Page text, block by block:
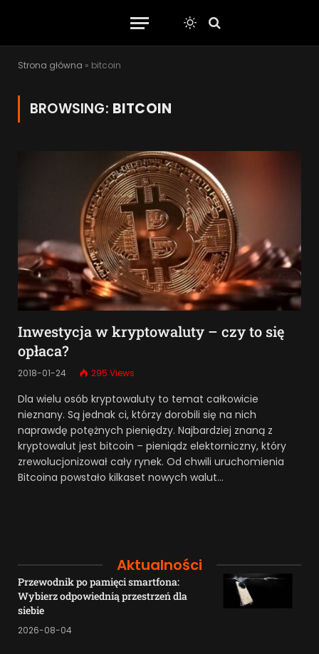
Strona główna » bitcoin
BROWSING: BITCOIN
Inwestycja w kryptowaluty – czy to się
opłaca?
2018-01-24 295 Views
Dla wielu osób kryptowaluty to temat całkowicie
nieznany. Są jednak ci, którzy dorobili się na nich
naprawdę potężnych pieniędzy. Najbardziej znaną z
kryptowalut jest bitcoin – pieniądz elektorniczny, który
zrewolucjonizował cały rynek. Od chwili uruchomienia
Bitcoina powstało kilkaset nowych walut…
Aktualności
Przewodnik po pamięci smartfona:
Wybierz odpowiednią przestrzeń dla
siebie
2026-08-04